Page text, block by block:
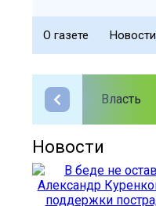
О газете Новости
Власть
Новости